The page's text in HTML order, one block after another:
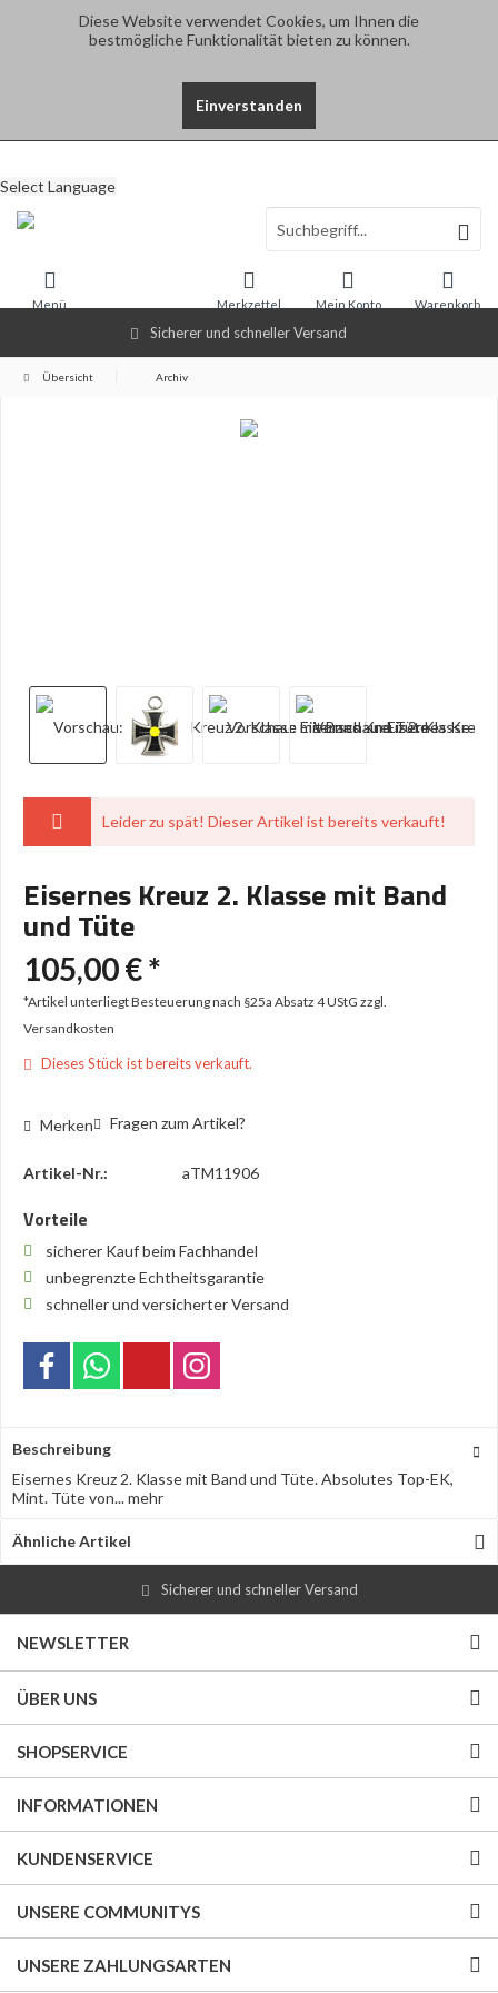
Diese Website verwendet Cookies, um Ihnen die
bestmögliche Funktionalität bieten zu können.
Einverstanden
Sicherer und schneller Versand
Select Language
Warenkorb
Merkzettel Mein Konto
Menü
Übersicht Archiv
Leider zu spät! Dieser Artikel ist bereits verkauft!
Eisernes Kreuz 2. Klasse mit Band
und Tüte
105,00 € *
*Artikel unterliegt Besteuerung nach §25a Absatz 4 UStG zzgl.
Versandkosten
Dieses Stück ist bereits verkauft.
Merken Fragen zum Artikel?
Artikel-Nr.: aTM11906
Vorteile
sicherer Kauf beim Fachhandel
unbegrenzte Echtheitsgarantie
schneller und versicherter Versand
Beschreibung
Eisernes Kreuz 2. Klasse mit Band und Tüte. Absolutes Top-EK,
Mint. Tüte von...mehr
Ähnliche Artikel
Sicherer und schneller Versand
NEWSLETTER
ÜBER UNS
SHOPSERVICE
INFORMATIONEN
KUNDENSERVICE
UNSERE COMMUNITYS
UNSERE ZAHLUNGSARTEN